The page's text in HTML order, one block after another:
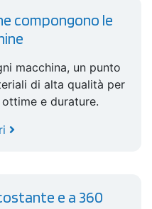
compongono le
macchina, un punto
di alta qualità per
e durature.
e a 360